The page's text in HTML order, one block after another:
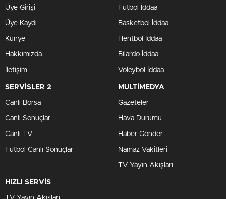
Üye Girişi
Üye Kaydı
Künye
Hakkımızda
İletişim
Futbol İddaa
Basketbol İddaa
Hentbol İddaa
Bilardo İddaa
Voleybol İddaa
SERVİSLER 2
Canlı Borsa
Canlı Sonuçlar
Canlı TV
Futbol Canlı Sonuçlar
MULTİMEDYA
Gazeteler
Hava Durumu
Haber Gönder
Namaz Vakitleri
TV Yayın Akışları
HIZLI SERVİS